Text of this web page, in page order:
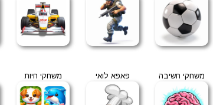
משחקי חשיבה פאפא לואי משחקי חיות